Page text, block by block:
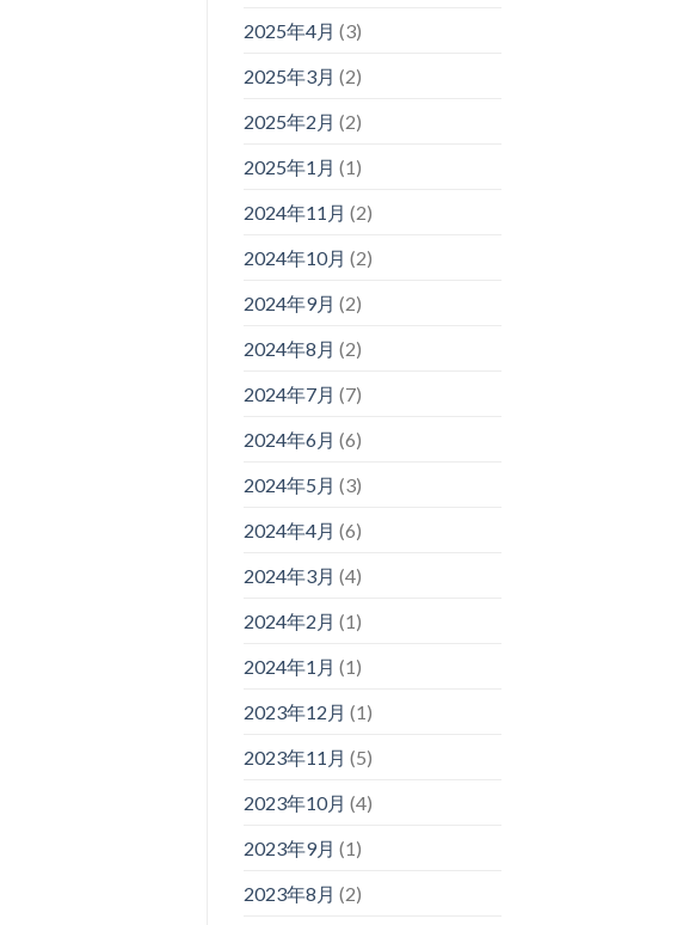
2025年4月 (3)
2025年3月 (2)
2025年2月 (2)
2025年1月 (1)
2024年11月 (2)
2024年10月 (2)
2024年9月 (2)
2024年8月 (2)
2024年7月 (7)
2024年6月 (6)
2024年5月 (3)
2024年4月 (6)
2024年3月 (4)
2024年2月 (1)
2024年1月 (1)
2023年12月 (1)
2023年11月 (5)
2023年10月 (4)
2023年9月 (1)
2023年8月 (2)